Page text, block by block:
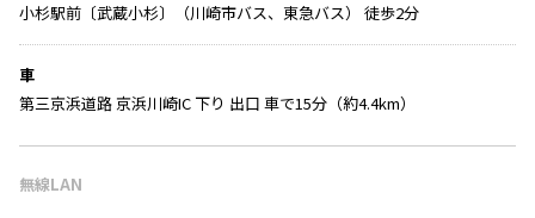
小杉駅前〔武蔵小杉〕（川崎市バス、東急バス） 徒歩2分
車
第三京浜道路 京浜川崎IC 下り 出口 車で15分（約4.4km）
無線LAN